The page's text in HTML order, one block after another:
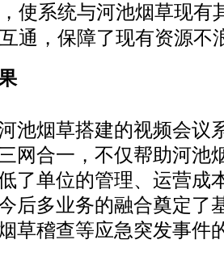
使系统与河池烟草现有
通，保障了现有资源不
烟草搭建的视频会议
网合一，不仅帮助河池
了单位的管理、运营成
后多业务的融合奠定了
草稽查等应急突发事件